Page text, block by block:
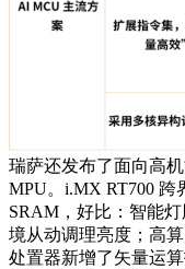
瑞萨还发布了面向高
MPU。i.MX RT700 跨
SRAM，好比：智能
境从动调理亮度；高
处置器新增了矢量运